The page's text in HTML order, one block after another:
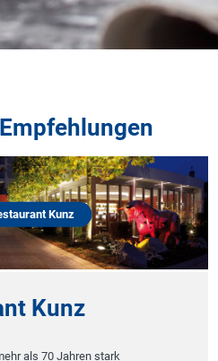
Kunz
Kunz
als 70 Jahren stark